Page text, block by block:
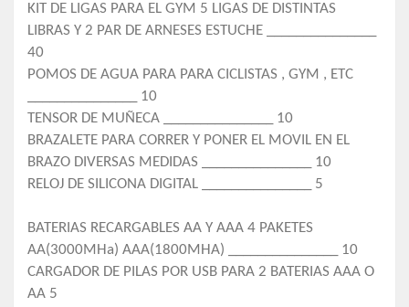
KIT DE LIGAS PARA EL GYM 5 LIGAS DE DISTINTAS
LIBRAS Y 2 PAR DE ARNESES ESTUCHE _______________
40
POMOS DE AGUA PARA PARA CICLISTAS , GYM , ETC
_______________ 10
TENSOR DE MUÑECA _______________ 10
BRAZALETE PARA CORRER Y PONER EL MOVIL EN EL
BRAZO DIVERSAS MEDIDAS _______________ 10
RELOJ DE SILICONA DIGITAL _______________ 5
BATERIAS RECARGABLES AA Y AAA 4 PAKETES
AA(3000MHa) AAA(1800MHA) _______________ 10
CARGADOR DE PILAS POR USB PARA 2 BATERIAS AAA O
AA 5